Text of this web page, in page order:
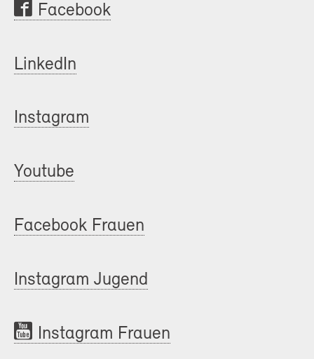
Facebook
LinkedIn
Instagram
Youtube
Facebook Frauen
Instagram Jugend
Instagram Frauen